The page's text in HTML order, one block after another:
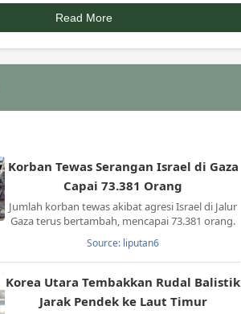
Source: viva_co_id
Read More
Korban Tewas Serangan Israel di Gaza
Capai 73.381 Orang
Jumlah korban tewas akibat agresi Israel di Jalur
Gaza terus bertambah, mencapai 73.381 orang.
Source: liputan6
Korea Utara Tembakkan Rudal Balistik
Jarak Pendek ke Laut Timur